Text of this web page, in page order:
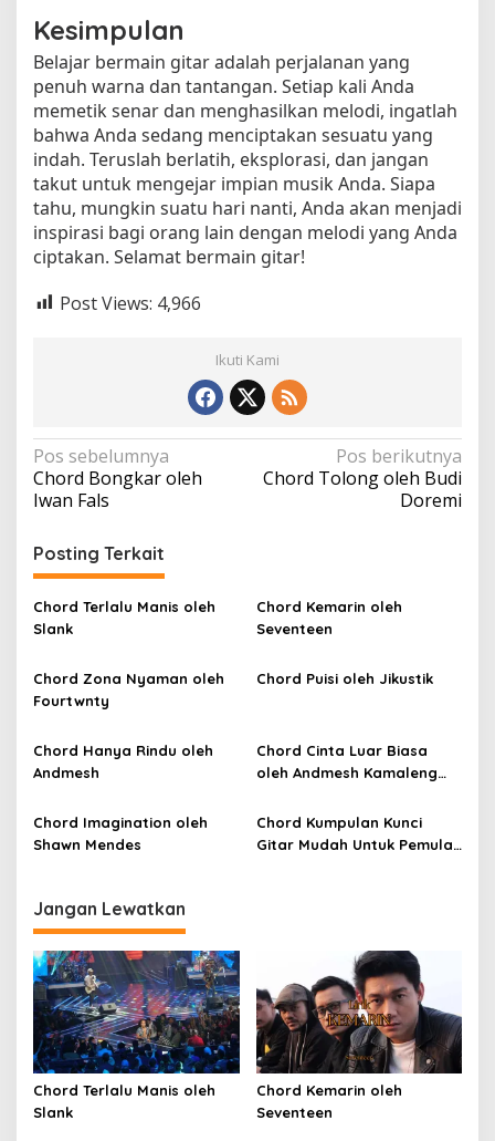
Kesimpulan
Belajar bermain gitar adalah perjalanan yang
penuh warna dan tantangan. Setiap kali Anda
memetik senar dan menghasilkan melodi, ingatlah
bahwa Anda sedang menciptakan sesuatu yang
indah. Teruslah berlatih, eksplorasi, dan jangan
takut untuk mengejar impian musik Anda. Siapa
tahu, mungkin suatu hari nanti, Anda akan menjadi
inspirasi bagi orang lain dengan melodi yang Anda
ciptakan. Selamat bermain gitar!
Post Views: 4,966
Ikuti Kami
N
a
i
g
a
s
i
p
o
s
Pos sebelumnya
Chord Bongkar oleh
Iwan Fals
Pos berikutnya
Chord Tolong oleh Budi
Doremi
Posting Terkait
Chord Terlalu Manis oleh
Slank
Chord Kemarin oleh
Seventeen
Chord Zona Nyaman oleh
Fourtwnty
Chord Puisi oleh Jikustik
Chord Hanya Rindu oleh
Andmesh
Chord Cinta Luar Biasa
oleh Andmesh Kamaleng
SKA)
Chord Imagination oleh
Shawn Mendes
Chord Kumpulan Kunci
Gitar Mudah Untuk Pemula
Jangan Lewatkan
Chord Terlalu Manis oleh
Slank
Chord Kemarin oleh
Seventeen